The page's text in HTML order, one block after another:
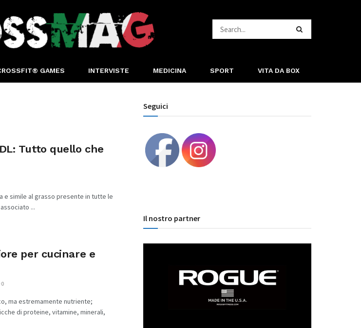
GAMES INTERVISTE MEDICINA SPORT VITA DA BOX
Tutto quello che
e simile al grasso presente in tutte le
...
per cucinare e
0
ma estremamente nutriente;
di proteine, vitamine, minerali,
Seguici
Il nostro partner